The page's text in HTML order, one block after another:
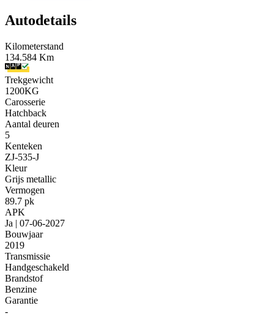
Autodetails
Kilometerstand
134.584 Km
Trekgewicht
1200KG
Carosserie
Hatchback
Aantal deuren
5
Kenteken
ZJ-535-J
Kleur
Grijs metallic
Vermogen
89.7 pk
APK
Ja | 07-06-2027
Bouwjaar
2019
Transmissie
Handgeschakeld
Brandstof
Benzine
Garantie
-